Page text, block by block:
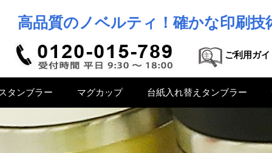
高品質のノベルティ！確かな印刷
ご利用ガイ
タンブラー マグカップ 台紙入れ替えタンブラー